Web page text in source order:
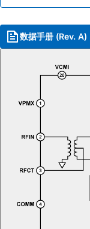
数据手册 (Rev. A)